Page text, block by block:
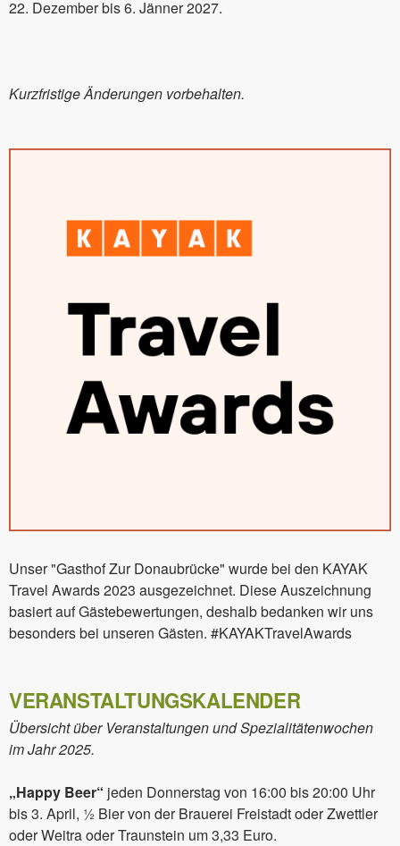
22. Dezember bis 6. Jänner 2027.
Kurzfristige Änderungen vorbehalten.
Unser "Gasthof Zur Donaubrücke" wurde bei den KAYAK
Travel Awards 2023 ausgezeichnet. Diese Auszeichnung
basiert auf Gästebewertungen, deshalb bedanken wir uns
besonders bei unseren Gästen. #KAYAKTravelAwards
VERANSTALTUNGSKALENDER
Übersicht über Veranstaltungen und Spezialitätenwochen
im Jahr 2025.
„Happy Beer“ jeden Donnerstag von 16:00 bis 20:00 Uhr
bis 3. April, ½ Bier von der Brauerei Freistadt oder Zwettler
oder Weitra oder Traunstein um 3,33 Euro.